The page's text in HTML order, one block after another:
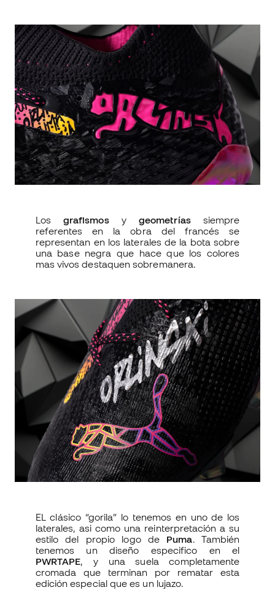
Los grafismosy geometríassiempre
referentes en la obra del francés se
representan en los laterales de la bota sobre
una base negra que hace que los colores
mas vivos destaquen sobremanera.
EL clásico “gorila” lo tenemos en uno de los
laterales, asi como una reinterpretación a su
estilo del propio logo de Puma. También
tenemos un diseño especifico en el
PWRTAPE, y una suela completamente
cromada que terminan por rematar esta
edición especial que es un lujazo.